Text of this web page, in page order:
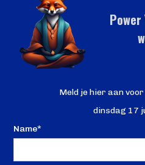
Power
Meld je hier aan
dinsdag 17
Name*